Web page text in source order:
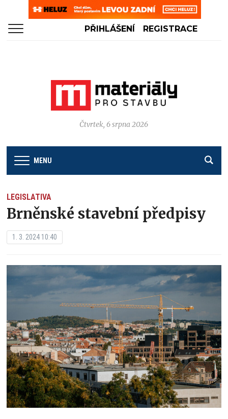
PŘIHLÁŠENÍ REGISTRACE
Čtvrtek, 6 srpna 2026
MENU
LEGISLATIVA
Brněnské stavební předpisy
1. 3. 2024 10:40